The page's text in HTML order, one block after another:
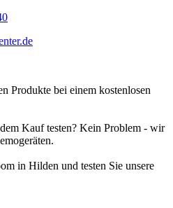
Produkte bei einem kostenlosen
Kauf testen? Kein Problem - wir
in Hilden und testen Sie unsere